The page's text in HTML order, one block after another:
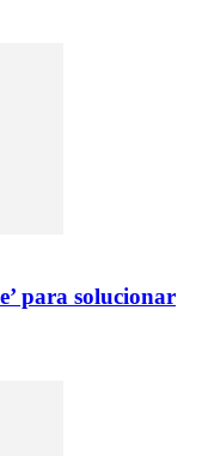
para solucionar